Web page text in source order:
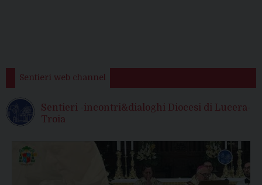
Sentieri web channel
Sentieri -incontri&dialoghi Diocesi di Lucera-
Troia